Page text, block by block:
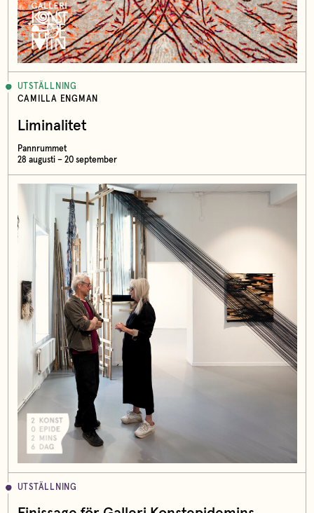
UTSTÄLLNING
CAMILLA ENGMAN
Liminalitet
Pannrummet
28 augusti – 20 september
UTSTÄLLNING